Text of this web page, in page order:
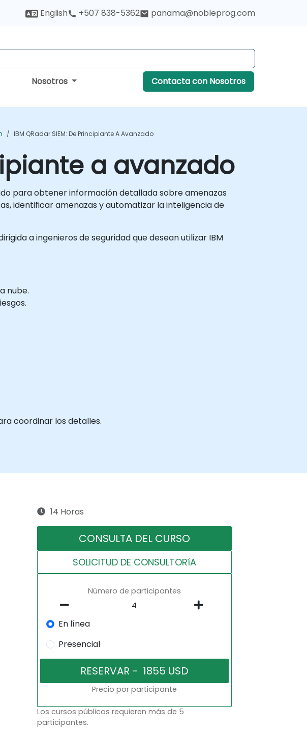
English +507 838-5362 panama@nobleprog.com
Nosotros Contacta con Nosotros
IBM QRadar SIEM: De Principiante A Avanzado
a avanzado
para obtener información detallada sobre amenazas
identificar amenazas y automatizar la inteligencia de
a ingenieros de seguridad que desean utilizar IBM
nube.
coordinar los detalles.
14 Horas
CONSULTA DEL CURSO
SOLICITUD DE CONSULTORíA
Número de participantes
En línea
Presencial
Precio por participante
Los cursos públicos requieren más de 5
participantes.